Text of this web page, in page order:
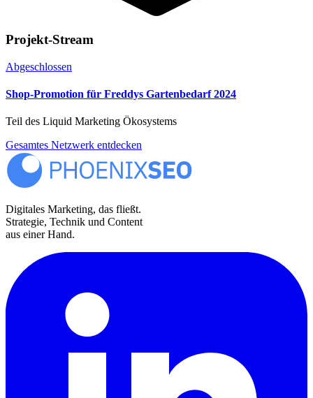
Projekt-Stream
Abgeschlossen
Shop-Promotion für Freddys Gartenbedarf 2024
Teil des Liquid Marketing Ökosystems
Gesamtes Netzwerk entdecken
Digitales Marketing, das fließt.
Strategie, Technik und Content
aus einer Hand.